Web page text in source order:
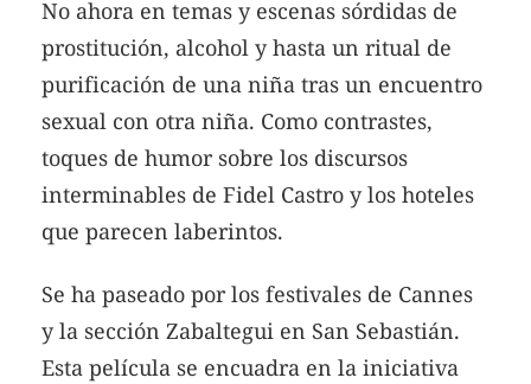
No ahora en temas y escenas sórdidas de
prostitución, alcohol y hasta un ritual de
purificación de una niña tras un encuentro
sexual con otra niña. Como contrastes,
toques de humor sobre los discursos
interminables de Fidel Castro y los hoteles
que parecen laberintos.
Se ha paseado por los festivales de Cannes
y la sección Zabaltegui en San Sebastián.
Esta película se encuadra en la iniciativa